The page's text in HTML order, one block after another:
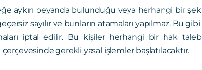
aykırı beyanda bulunduğu veya herhangi bir
sayılır ve bunların atamaları yapılmaz. Bu
iptal edilir. Bu kişiler herhangi bir hak
gerekli yasal işlemler başlatılacaktır.